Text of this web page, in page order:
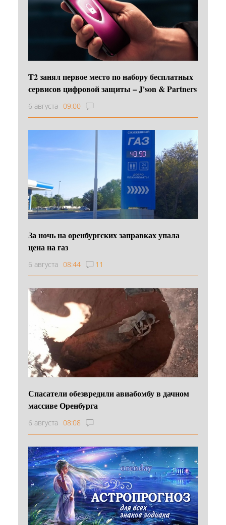
Т2 занял первое место по набору бесплатных
сервисов цифровой защиты – J'son & Partners
6 августа 09:00
За ночь на оренбургских заправках упала
цена на газ
6 августа 08:44 11
Спасатели обезвредили авиабомбу в дачном
массиве Оренбурга
6 августа 08:08